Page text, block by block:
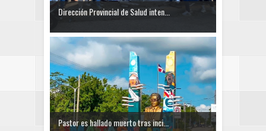
Dirección Provincial de Salud inten...
Pastor es hallado muerto tras inci...